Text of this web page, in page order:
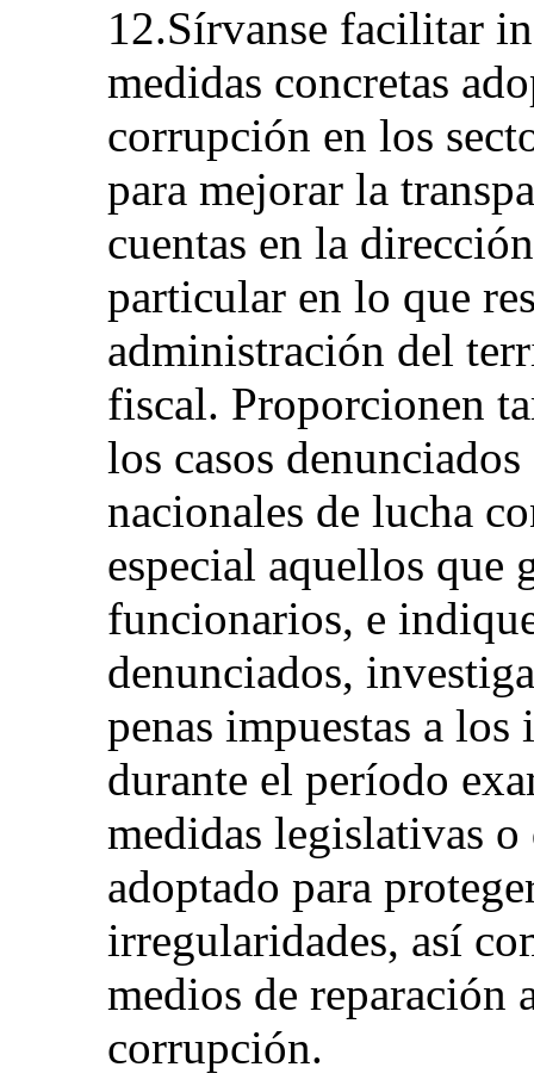
12.Sírvanse facilitar
medidas concretas
corrupción en los
para mejorar la
cuentas en la
particular en lo que
administración del
fiscal. Proporcionen
los casos
nacionales de lucha
especial aquellos que
funcionarios, e
denunciados,
penas impuestas a los
durante el período
medidas legislativas
adoptado para
irregularidades, así
medios de reparación
corrupción.